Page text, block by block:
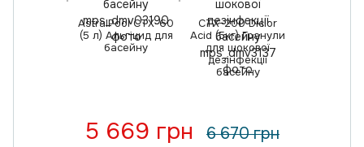
AstralPool СТХ-60
(5 л) Альгіцид для
басейну
CTX-200 Diclor
Acid (5кг) Гранули
для шокової
дезінфекції
басейну
5 669 грн 6 670 грн